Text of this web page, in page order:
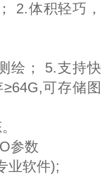
2.体积轻巧，
绘； 5.支持快
可存储图
参数
业软件);